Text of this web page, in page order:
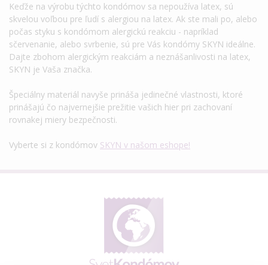
Keďže na výrobu týchto kondómov sa nepoužíva latex, sú
skvelou voľbou pre ľudí s alergiou na latex. Ak ste mali po, alebo
počas styku s kondómom alergickú reakciu - napríklad
sčervenanie, alebo svrbenie, sú pre Vás kondómy SKYN ideálne.
Dajte zbohom alergickým reakciám a neznášanlivosti na latex,
SKYN je Vaša značka.
Špeciálny materiál navyše prináša jedinečné vlastnosti, ktoré
prinášajú čo najvernejšie prežitie vašich hier pri zachovaní
rovnakej miery bezpečnosti.
Vyberte si z kondómov SKYN v našom eshope!